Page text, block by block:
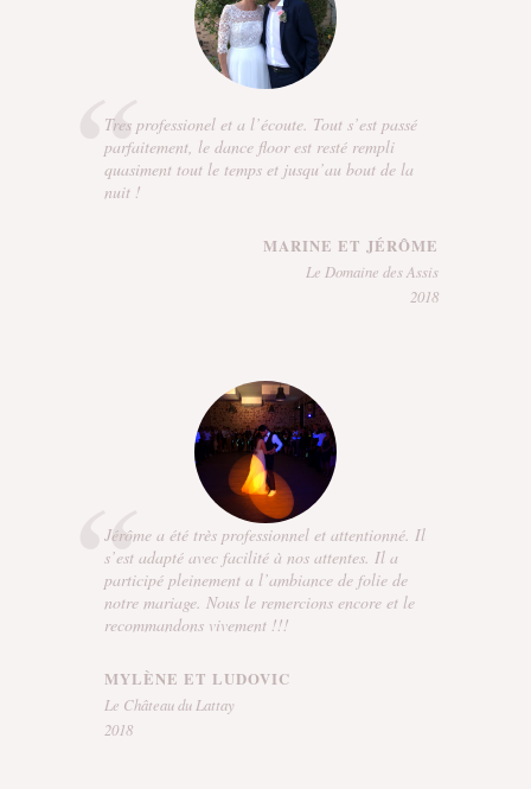
Tres professionel et a l’écoute. Tout s’est passé
parfaitement, le dance floor est resté rempli
quasiment tout le temps et jusqu’au bout de la
nuit !
MARINE ET JÉRÔME
Le Domaine des Assis
2018
Jérôme a été très professionnel et attentionné. Il
s’est adapté avec facilité à nos attentes. Il a
participé pleinement a l’ambiance de folie de
notre mariage. Nous le remercions encore et le
recommandons vivement !!!
MYLÈNE ET LUDOVIC
Le Château du Lattay
2018